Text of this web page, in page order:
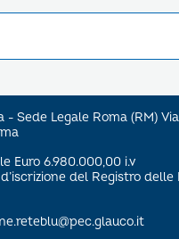
- Sede Legale Roma (RM)
Euro 6.980.000,00 i.v
del Registro